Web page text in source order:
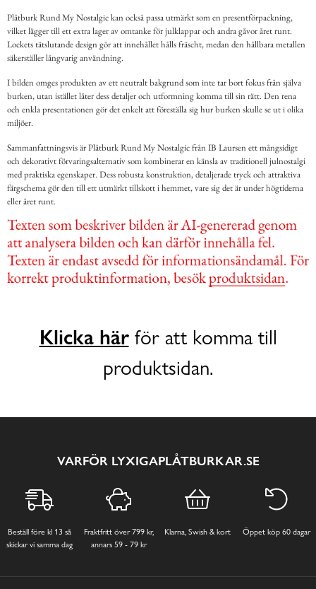
Plåtburk Rund My Nostalgic kan också passa utmärkt som en presentförpackning,
vilket lägger till ett extra lager av omtanke för julklappar och andra gåvor året runt.
Lockets tätslutande design gör att innehållet hålls fräscht, medan den hållbara metallen
säkerställer långvarig användning.
I bilden omges produkten av ett neutralt bakgrund som inte tar bort fokus från själva
burken, utan istället låter dess detaljer och utformning komma till sin rätt. Den rena
och enkla presentationen gör det enkelt att föreställa sig hur burken skulle se ut i olika
miljöer.
Sammanfattningsvis är Plåtburk Rund My Nostalgic från IB Laursen ett mångsidigt
och dekorativt förvaringsalternativ som kombinerar en känsla av traditionell julnostalgi
med praktiska egenskaper. Dess robusta konstruktion, detaljerade tryck och attraktiva
färgschema gör den till ett utmärkt tillskott i hemmet, vare sig det är under högtiderna
eller året runt.
Klicka härför att komma till
produktsidan.
VARFÖR LYXIGAPLÅTBURKAR.SE
Beställ före kl 13 så
skickar vi samma dag
Fraktfritt över 799 kr,
annars 59 - 79 kr
Klarna, Swish & kort Öppet köp 60 dagar